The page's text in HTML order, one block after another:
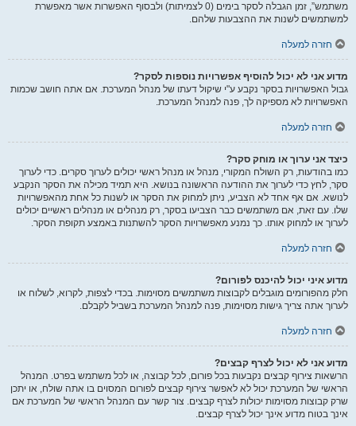
משתמש”, זמן הגבלה לסקר בימים (0 לצמיתות) ולבסוף האפשרות אשר מאפשרת
למשתמשים לשנות את ההצבעות שלהם.
חזרה למעלה
מדוע אני לא יכול להוסיף אפשרויות נוספות לסקר?
גבול האפשרויות בסקר נקבע ע"י שיקול דעתו של מנהל המערכת. אם אתה חושב שכמות
האפשרויות לא מספיקה לך, פנה למנהל המערכת.
חזרה למעלה
כיצד אני ערוך או מוחק סקר?
כמו בהודעות, רק השולח המקורי, מנהל או מנהל ראשי יכולים לערוך סקרים. כדי לערוך
סקר, לחץ כדי לערוך את ההודעה הראשונה בנושא. היא תמיד מכילה את הסקר הנקבע
לנושא. אם אף אחד לא הצביע, ניתן למחוק את הסקר או לשנות כל אחת מהאפשרויות
שלו. עם זאת, אם משתמשים כבר הצביעו בסקר, רק מנהלים או מנהלים ראשיים יכולים
לערוך או למחוק אותו. כך נמנע מאפשרויות הסקר להשתנות באמצע תקופת הסקר.
חזרה למעלה
מדוע איני יכול להיכנס לפורום?
חלק מהפורומים מוגבלים לקבוצות משתמשים מסוימות. בכדי לצפות, לקרוא, לשלוח או
לערוך אתה צריך גישות מסוימות, פנה למנהל המערכת בשביל לקבלם.
חזרה למעלה
מדוע אני לא יכול לצרף קבצים?
הרשאות צירוף קבצים נקבעות בכל פורום, לכל קבוצה, או לכל משתמש בפרט. המנהל
הראשי של המערכת יכול לא לאפשר צירוף קבצים לפורום המסוים בו אתה שולח, או יתכן
שרק קבוצות מסוימות יכולות לצרף קבצים. צור קשר עם המנהל הראשי של המערכת אם
אינך בטוח מדוע אינך יכול לצרף קבצים.